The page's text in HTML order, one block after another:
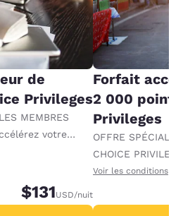
de
Privileges
MEMBRES
votre
en
$131USD/nuit
Forfait
2 000
Privileges
OFFRE SPÉCIALE
CHOICE
progression vers
par nuit.
Voir les conditions